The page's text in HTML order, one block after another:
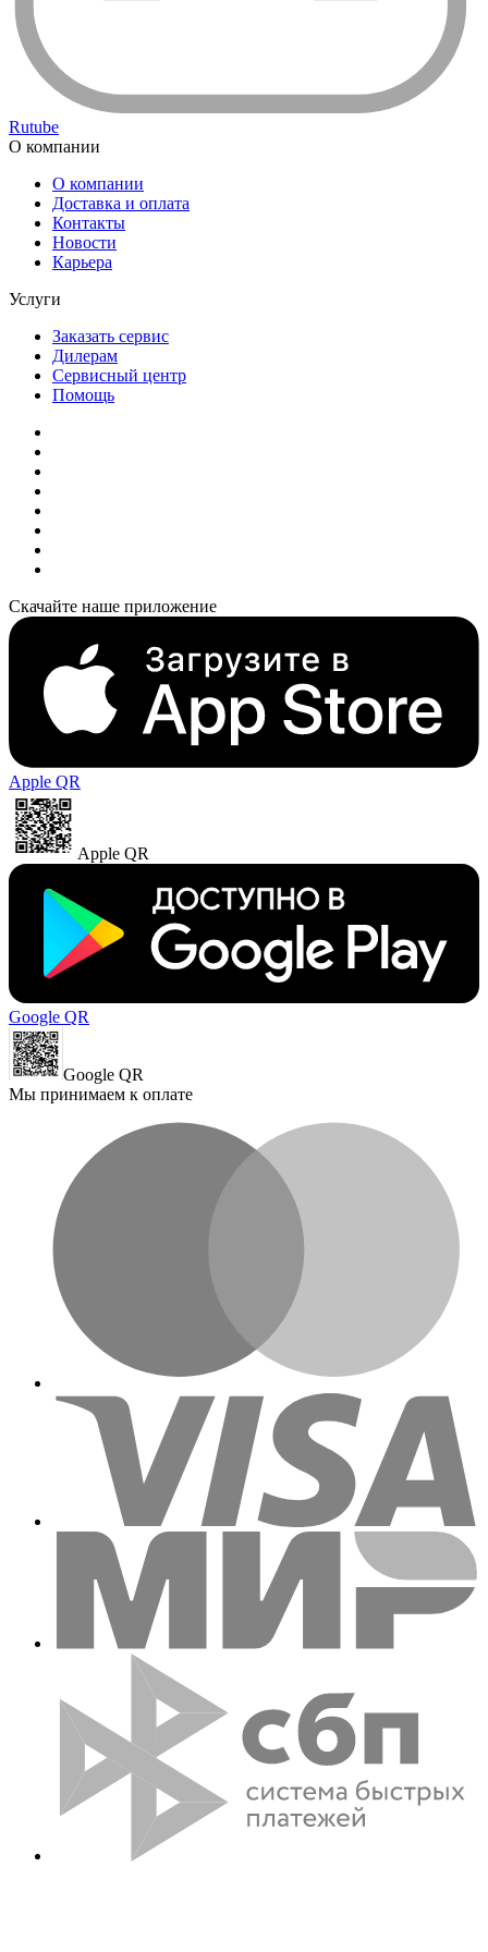
Rutube
О компании
О компании
Доставка и оплата
Контакты
Новости
Карьера
Услуги
Заказать сервис
Дилерам
Сервисный центр
Помощь
Скачайте наше приложение
Apple QR
Apple QR
Google QR
Google QR
Мы принимаем к оплате